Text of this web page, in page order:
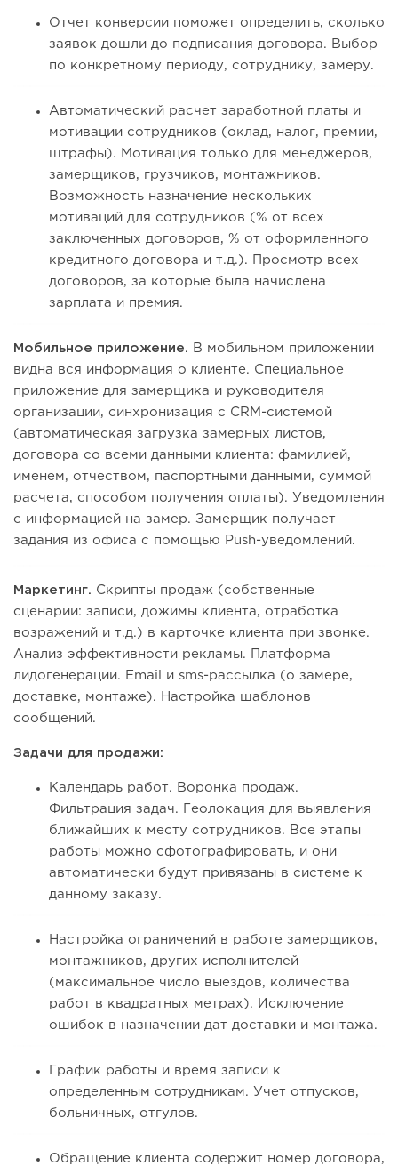
Отчет конверсии поможет определить, сколько
заявок дошли до подписания договора. Выбор
по конкретному периоду, сотруднику, замеру.
Автоматический расчет заработной платы и
мотивации сотрудников (оклад, налог, премии,
штрафы). Мотивация только для менеджеров,
замерщиков, грузчиков, монтажников.
Возможность назначение нескольких
мотиваций для сотрудников (% от всех
заключенных договоров, % от оформленного
кредитного договора и т.д.). Просмотр всех
договоров, за которые была начислена
зарплата и премия.
Мобильное приложение.
В мобильном приложении
видна вся информация о клиенте. Специальное
приложение для замерщика и руководителя
организации, синхронизация с CRM-системой
(автоматическая загрузка замерных листов,
договора со всеми данными клиента: фамилией,
именем, отчеством, паспортными данными, суммой
расчета, способом получения оплаты). Уведомления
с информацией на замер. Замерщик получает
задания из офиса с помощью Push-уведомлений.
Маркетинг. Скрипты продаж (собственные
сценарии: записи, дожимы клиента, отработка
возражений и т.д.) в карточке клиента при звонке.
Анализ эффективности рекламы. Платформа
лидогенерации. Email и sms-рассылка (о замере,
доставке, монтаже). Настройка шаблонов
сообщений.
Задачи для продажи:
Календарь работ. Воронка продаж.
Фильтрация задач. Геолокация для выявления
ближайших к месту сотрудников. Все этапы
работы можно сфотографировать, и они
автоматически будут привязаны в системе к
данному заказу.
Настройка ограничений в работе замерщиков,
монтажников, других исполнителей
(максимальное число выездов, количества
работ в квадратных метрах). Исключение
ошибок в назначении дат доставки и монтажа.
График работы и время записи к
определенным сотрудникам. Учет отпусков,
больничных, отгулов.
Обращение клиента содержит номер договора,